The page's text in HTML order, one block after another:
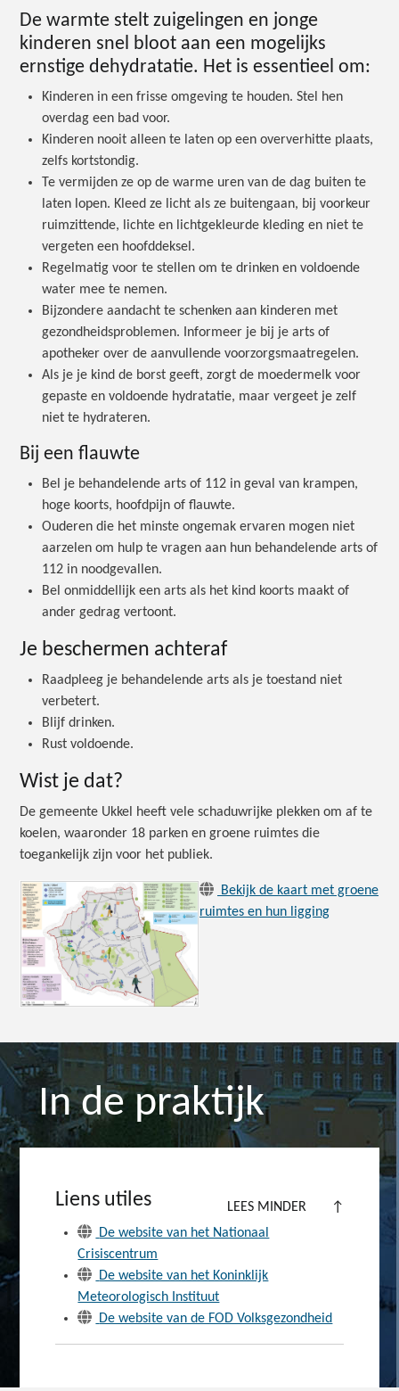
De warmte stelt zuigelingen en jonge
kinderen snel bloot aan een mogelijks
ernstige dehydratatie. Het is essentieel om:
Kinderen in een frisse omgeving te houden. Stel hen
overdag een bad voor.
Kinderen nooit alleen te laten op een oververhitte plaats,
zelfs kortstondig.
Te vermijden ze op de warme uren van de dag buiten te
laten lopen. Kleed ze licht als ze buitengaan, bij voorkeur
ruimzittende, lichte en lichtgekleurde kleding en niet te
vergeten een hoofddeksel.
Regelmatig voor te stellen om te drinken en voldoende
water mee te nemen.
Bijzondere aandacht te schenken aan kinderen met
gezondheidsproblemen. Informeer je bij je arts of
apotheker over de aanvullende voorzorgsmaatregelen.
Als je je kind de borst geeft, zorgt de moedermelk voor
gepaste en voldoende hydratatie, maar vergeet je zelf
niet te hydrateren.
Bij een flauwte
Bel je behandelende arts of 112 in geval van krampen,
hoge koorts, hoofdpijn of flauwte.
Ouderen die het minste ongemak ervaren mogen niet
aarzelen om hulp te vragen aan hun behandelende arts of
112 in noodgevallen.
Bel onmiddellijk een arts als het kind koorts maakt of
ander gedrag vertoont.
Je beschermen achteraf
Raadpleeg je behandelende arts als je toestand niet
verbetert.
Blijf drinken.
Rust voldoende.
Wist je dat?
De gemeente Ukkel heeft vele schaduwrijke plekken om af te
koelen, waaronder 18 parken en groene ruimtes die
toegankelijk zijn voor het publiek.
Bekijk de kaart met groene
ruimtes en hun ligging
In de praktijk
Liens utiles LEES MINDER
↑
De website van het Nationaal
Crisiscentrum
De website van het Koninklijk
Meteorologisch Instituut
De website van de FOD Volksgezondheid